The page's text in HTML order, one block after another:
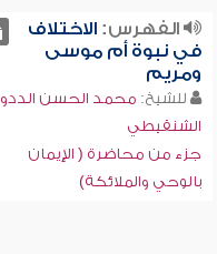
الفهرس:الاختلاف
في نبوة أم موسى
ومريم
للشيخ: محمد الحسن الددو
الشنقيطي
جزء من محاضرة ( الإيمان
بالوحي والملائكة)